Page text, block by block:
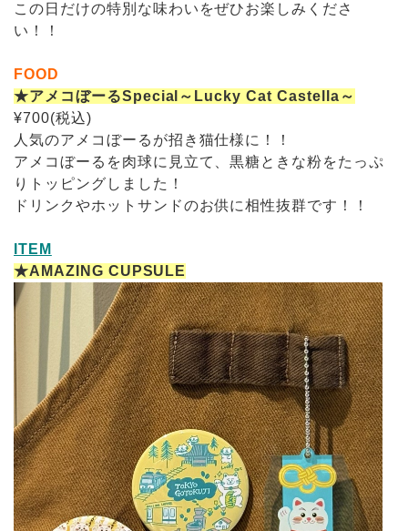
この日だけの特別な味わいをぜひお楽しみくださ
い！！
FOOD
★アメコぼーるSpecial～Lucky Cat Castella～
¥700(税込)
人気のアメコぼーるが招き猫仕様に！！
アメコぼーるを肉球に見立て、黒糖ときな粉をたっぷ
りトッピングしました！
ドリンクやホットサンドのお供に相性抜群です！！
ITEM
★AMAZING CUPSULE